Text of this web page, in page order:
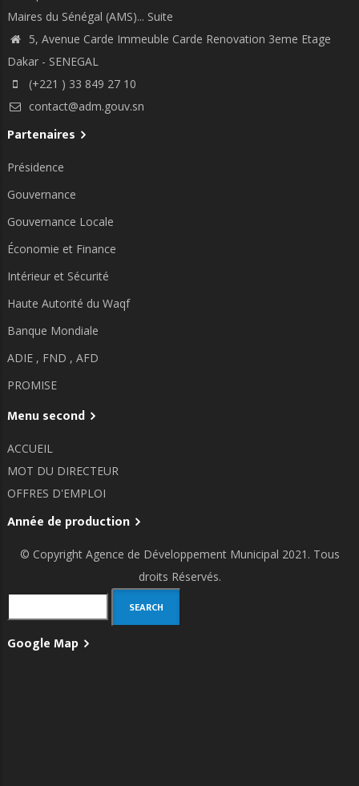
Maires du Sénégal (AMS)... Suite
5, Avenue Carde Immeuble Carde Renovation 3eme Etage
Dakar - SENEGAL
(+221 ) 33 849 27 10
contact@adm.gouv.sn
Partenaires
Présidence
Gouvernance
Gouvernance Locale
Économie et Finance
Intérieur et Sécurité
Haute Autorité du Waqf
Banque Mondiale
ADIE , FND , AFD
PROMISE
Menu second
ACCUEIL
MOT DU DIRECTEUR
OFFRES D'EMPLOI
Année de production
© Copyright Agence de Développement Municipal 2021. Tous
droits Réservés.
Google Map